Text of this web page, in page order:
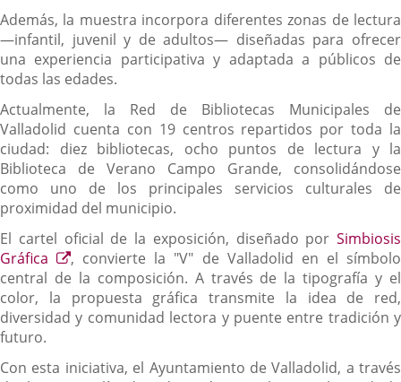
Además, la muestra incorpora diferentes zonas de lectura
—infantil, juvenil y de adultos— diseñadas para ofrecer
una experiencia participativa y adaptada a públicos de
todas las edades.
Actualmente, la Red de Bibliotecas Municipales de
Valladolid cuenta con 19 centros repartidos por toda la
ciudad: diez bibliotecas, ocho puntos de lectura y la
Biblioteca de Verano Campo Grande, consolidándose
como uno de los principales servicios culturales de
proximidad del municipio.
El cartel oficial de la exposición, diseñado por Simbiosis
Gráfica
Enlace
a
una
aplicación
, convierte la "V" de Valladolid en el símbolo
central de la composición. A través de la tipografía y el
color, la propuesta gráfica transmite la idea de red,
diversidad y comunidad lectora y puente entre tradición y
futuro.
Con esta iniciativa, el Ayuntamiento de Valladolid, a través